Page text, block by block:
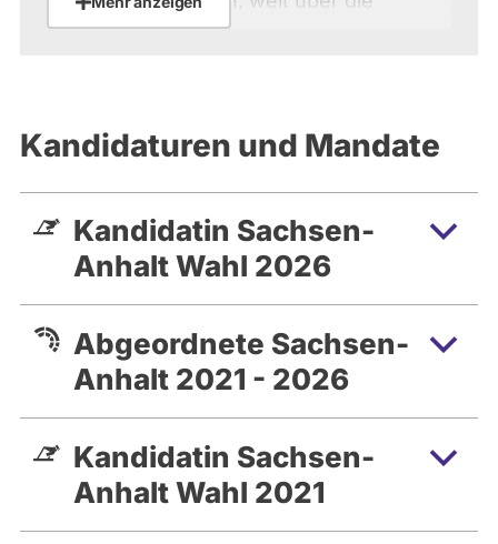
Themen Kinderbetreuung und
Mittelstand, die Landwirte und allen,
auch Trinkwasserschutz,
Wiederaufforstung, Radwegebau.
Sprechen Sie mich gerne an!
Kandidaturen und Mandate
Kandidatin Sachsen-
Anhalt Wahl 2026
Abgeordnete Sachsen-
Anhalt 2021 - 2026
Kandidatin Sachsen-
Anhalt Wahl 2021